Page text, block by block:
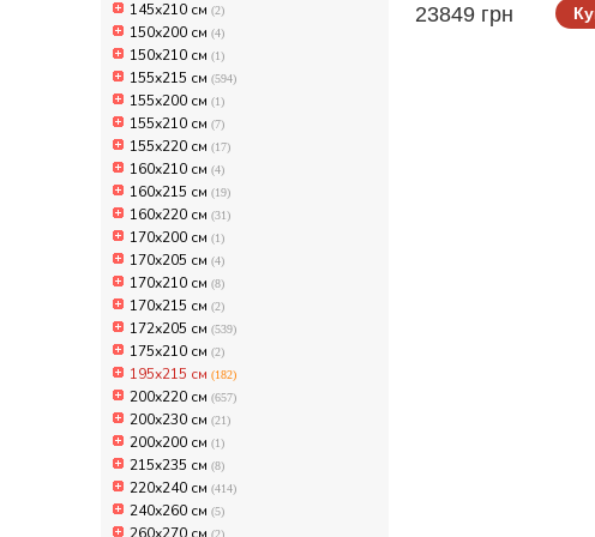
145х210 см (2)
150х200 см (4)
150х210 см (1)
155x215 см (594)
155х200 см (1)
155х210 см (7)
155х220 см (17)
160x210 см (4)
160x215 см (19)
160x220 см (31)
170x200 см (1)
170x205 см (4)
170х210 см (8)
170х215 см (2)
172х205 см (539)
175х210 см (2)
195x215 см (182)
200x220 см (657)
200x230 см (21)
200х200 см (1)
215x235 см (8)
220х240 см (414)
240х260 см (5)
(2)
23849 грн